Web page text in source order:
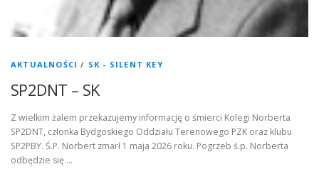
AKTUALNOŚCI / SK - SILENT KEY
SP2DNT – SK
Z wielkim żalem przekazujemy informację o śmierci Kolegi Norberta
SP2DNT, członka Bydgoskiego Oddziału Terenowego PZK oraz klubu
SP2PBY. Ś.P. Norbert zmarł 1 maja 2026 roku. Pogrzeb ś.p. Norberta
odbędzie się …